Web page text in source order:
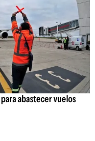
abastecer vuelos